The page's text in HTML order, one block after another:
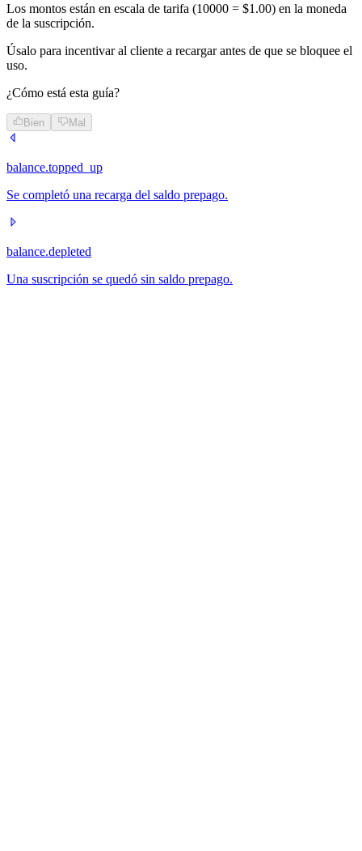
Los montos están en escala de tarifa (10000 = $1.00) en la moneda
de la suscripción.
Úsalo para incentivar al cliente a recargar antes de que se bloquee el
uso.
¿Cómo está esta guía?
Bien Mal
balance.topped_up
Se completó una recarga del saldo prepago.
balance.depleted
Una suscripción se quedó sin saldo prepago.